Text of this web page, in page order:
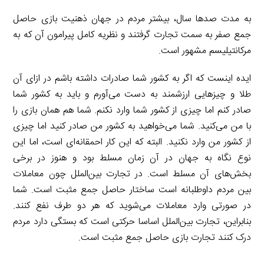
به مدت صدها سال، بیشتر مردم در جهان ذهنیت بازی حاصل
جمع صفر به سمت تجارت گرفتند و نظریه کامل پیرامون آن که به
مرکانتیلیسم مشهور است.
ایده اینست که اگر به کشور شما صادرات داشته باشم در ازای آن
طلا و چیزهایی ارزشمند به دست می‌آورم و باید به کشور شما
صادر کنم اما چیزی از کشور شما وارد نکنم. شما هم همان بازی را
با من می‌کنید. شما می‌خواهید به کشور من صادر کنید اما چیزی
از کشور من وارد نکنید. البته که این کار احمقانه‌‌ای است، اما این
نوع نگاه به جهان در آن زمان مسلط بود و هنوز در برخی
بخش‌های آن مسلط است. در تجارت بین‌الملل چون معاملات
بین مردم داوطلبانه است ساختار حاصل جمع مثبت است. شما
در صورتی وارد معاملات می‌شوید که هر دو طرف نفع کنند.
بنابراین، تجارت بین‌الملل اساسا حرکتی است که بستگی دارد مردم
درک کنند تجارت بازی حاصل جمع مثبت است.